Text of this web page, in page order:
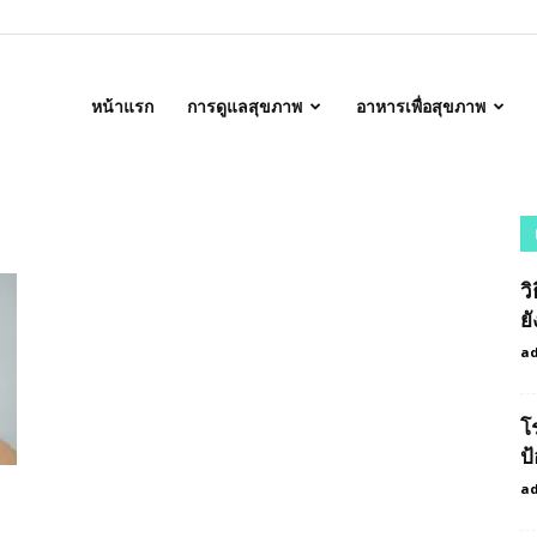
หน้าแรก การดูแลสุขภาพ อาหารเพื่อสุขภาพ
วิ
ยั
โ
ป้